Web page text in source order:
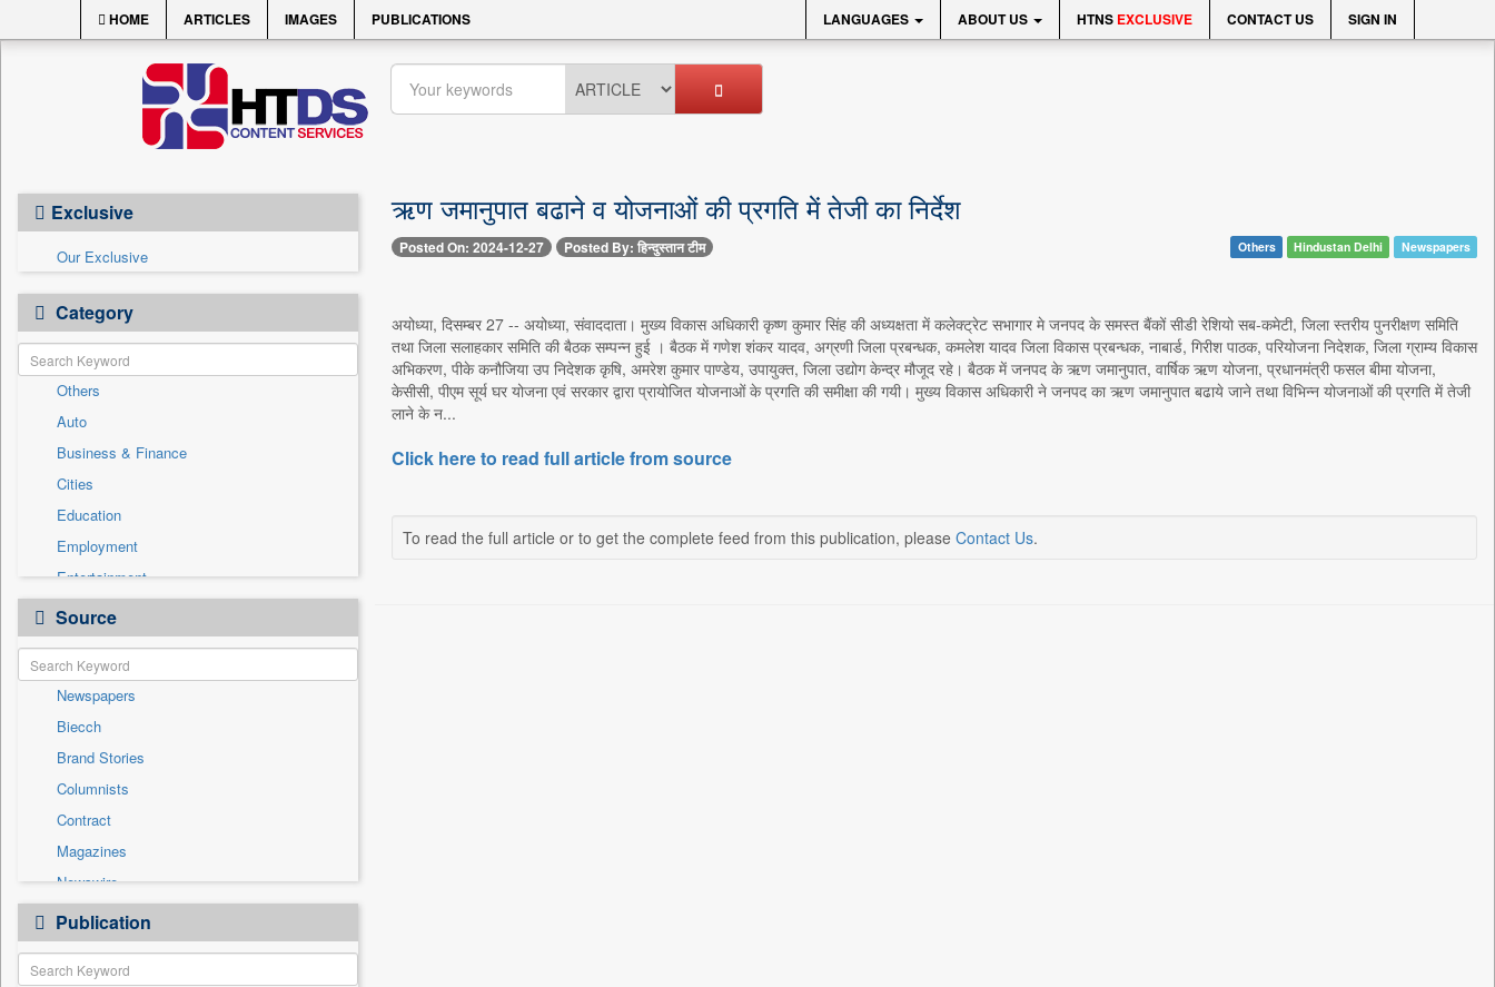
HOME ARTICLES IMAGES PUBLICATIONS LANGUAGES ABOUT US HTNS EXCLUSIVE CONTACT US SIGN IN
Exclusive
Our Exclusive
Category
Others
Auto
Business & Finance
Cities
Education
Employment
Entertainment
General News
Government News
Health & Lifestyle
International
National
Politics
Press Release
Real Estate & Construction
Sports
Technology
Travel
Source
Newspapers
Biecch
Brand Stories
Columnists
Contract
Magazines
Newswire
Online News
Patentwipo
Press Release
Publication
ऋण जमानुपात बढाने व योजनाओं की प्रगति में तेजी का निर्देश
Posted On: 2024-12-27 Posted By: हिन्दुस्तान टीम Others Hindustan Delhi Newspapers
अयोध्या, दिसम्बर 27 -- अयोध्या, संवाददाता। मुख्य विकास अधिकारी कृष्ण कुमार सिंह की अध्यक्षता में कलेक्ट्रेट सभागार मे जनपद के समस्त बैंकों सीडी रेशियो सब-कमेटी, जिला स्तरीय पुनरीक्षण समिति
तथा जिला सलाहकार समिति की बैठक सम्पन्न हुई । बैठक में गणेश शंकर यादव, अग्रणी जिला प्रबन्‍धक, कमलेश यादव जिला विकास प्रबन्‍धक, नाबार्ड, गिरीश पाठक, परियोजना निदेशक, जिला ग्राम्‍य विकास
अभिकरण, पीके कनौजिया उप निदेशक कृषि, अमरेश कुमार पाण्‍डेय, उपायुक्‍त, जिला उद्योग केन्‍द्र मौजूद रहे। बैठक में जनपद के ऋण जमानुपात, वार्षिक ऋण योजना, प्रधानमंत्री फसल बीमा योजना,
केसीसी, पीएम सूर्य घर योजना एवं सरकार द्वारा प्रायोजित योजनाओं के प्रगति की समीक्षा की गयी। मुख्‍य विकास अधिकारी ने जनपद का ऋण जमानुपात बढाये जाने तथा विभिन्‍न योजनाओं की प्रगति में तेजी
लाने के न...
Click here to read full article from source
To read the full article or to get the complete feed from this publication, please Contact Us.